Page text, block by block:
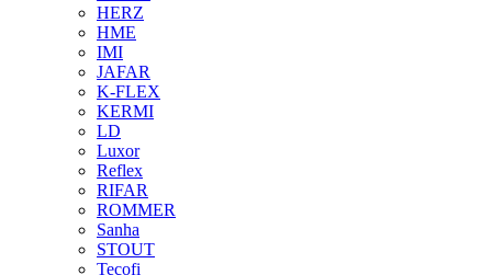
HERZ
HME
IMI
JAFAR
K-FLEX
KERMI
LD
Luxor
Reflex
RIFAR
ROMMER
Sanha
STOUT
Tecofi